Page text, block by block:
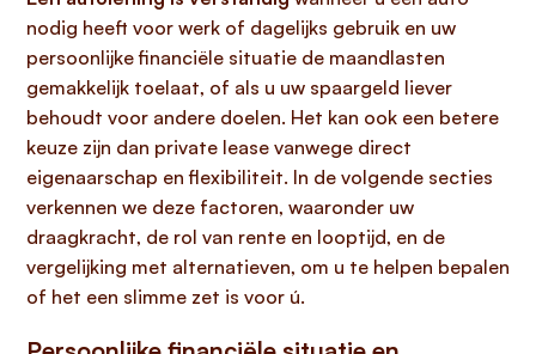
nodig heeft voor werk of dagelijks gebruik en uw
persoonlijke financiële situatie de maandlasten
gemakkelijk toelaat, of als u uw spaargeld liever
behoudt voor andere doelen. Het kan ook een betere
keuze zijn dan private lease vanwege direct
eigenaarschap en flexibiliteit. In de volgende secties
verkennen we deze factoren, waaronder uw
draagkracht, de rol van rente en looptijd, en de
vergelijking met alternatieven, om u te helpen bepalen
of het een slimme zet is voor ú.